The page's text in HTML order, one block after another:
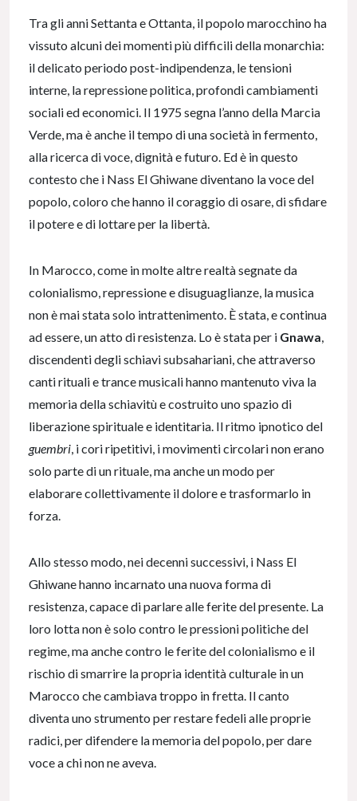
Tra gli anni Settanta e Ottanta, il popolo marocchino ha
vissuto alcuni dei momenti più difficili della monarchia:
il delicato periodo post-indipendenza, le tensioni
interne, la repressione politica, profondi cambiamenti
sociali ed economici. Il 1975 segna l’anno della Marcia
Verde, ma è anche il tempo di una società in fermento,
alla ricerca di voce, dignità e futuro. Ed è in questo
contesto che i Nass El Ghiwane diventano la voce del
popolo, coloro che hanno il coraggio di osare, di sfidare
il potere e di lottare per la libertà.
In Marocco, come in molte altre realtà segnate da
colonialismo, repressione e disuguaglianze, la musica
non è mai stata solo intrattenimento. È stata, e continua
ad essere, un atto di resistenza. Lo è stata per i Gnawa,
discendenti degli schiavi subsahariani, che attraverso
canti rituali e trance musicali hanno mantenuto viva la
memoria della schiavitù e costruito uno spazio di
liberazione spirituale e identitaria. Il ritmo ipnotico del
guembri, i cori ripetitivi, i movimenti circolari non erano
solo parte di un rituale, ma anche un modo per
elaborare collettivamente il dolore e trasformarlo in
forza.
Allo stesso modo, nei decenni successivi, i Nass El
Ghiwane hanno incarnato una nuova forma di
resistenza, capace di parlare alle ferite del presente. La
loro lotta non è solo contro le pressioni politiche del
regime, ma anche contro le ferite del colonialismo e il
rischio di smarrire la propria identità culturale in un
Marocco che cambiava troppo in fretta. Il canto
diventa uno strumento per restare fedeli alle proprie
radici, per difendere la memoria del popolo, per dare
voce a chi non ne aveva.